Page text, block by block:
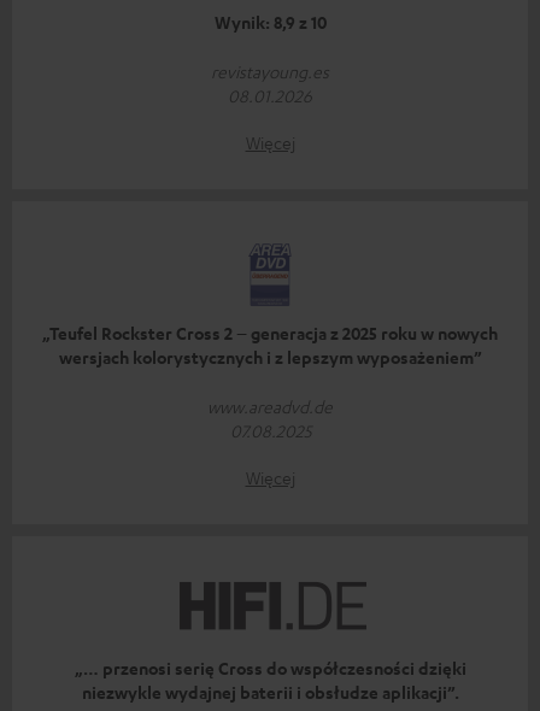
Wynik: 8,9 z 10
revistayoung.es
08.01.2026
Więcej
„Teufel Rockster Cross 2 – generacja z 2025 roku w nowych
wersjach kolorystycznych i z lepszym wyposażeniem”
www.areadvd.de
07.08.2025
Więcej
„… przenosi serię Cross do współczesności dzięki
niezwykle wydajnej baterii i obsłudze aplikacji”.